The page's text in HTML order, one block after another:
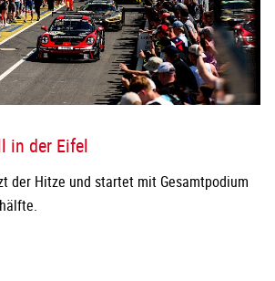
in der Eifel
der Hitze und startet mit Gesamtpodium